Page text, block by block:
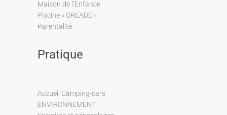
Maison de l’Enfance
Piscine « OREADE »
Parentalité
Pratique
Accueil Camping-cars
ENVIRONNEMENT